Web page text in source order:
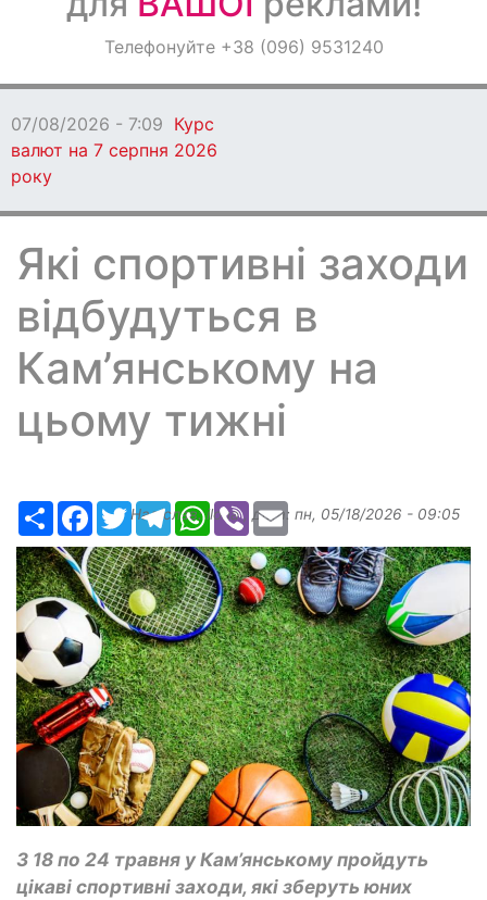
ОголошенняТелефонуйте +38 (096) 9531240
07/08/2026 - 7:09 Курс
валют на 7 серпня 2026
року
Які спортивні заходи
відбудуться в
Кам’янському на
цьому тижні
РесурсFacebook
TwitterTelegramWhatsApp
ViberEmail
Надіслав:ilona, дата: пн, 05/18/2026 - 09:05
З 18 по 24 травня у Кам’янському пройдуть
цікаві спортивні заходи, які зберуть юних